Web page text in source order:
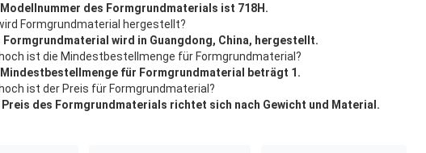
Modellnummer des Formgrundmaterials ist 718H.
Formgrundmaterial hergestellt?
Formgrundmaterial wird in Guangdong, China, hergestellt.
hoch ist die Mindestbestellmenge für Formgrundmaterial?
Mindestbestellmenge für Formgrundmaterial beträgt 1.
hoch ist der Preis für Formgrundmaterial?
Preis des Formgrundmaterials richtet sich nach Gewicht und Material.